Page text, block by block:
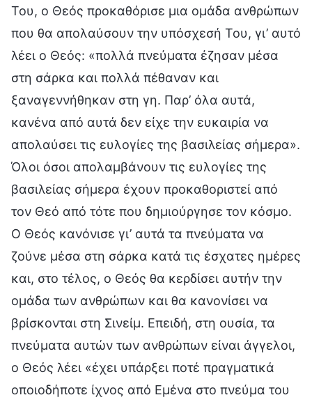
Του, ο Θεός προκαθόρισε μια ομάδα ανθρώπων
που θα απολαύσουν την υπόσχεσή Του, γι’ αυτό
λέει ο Θεός: «πολλά πνεύματα έζησαν μέσα
στη σάρκα και πολλά πέθαναν και
ξαναγεννήθηκαν στη γη. Παρ’ όλα αυτά,
κανένα από αυτά δεν είχε την ευκαιρία να
απολαύσει τις ευλογίες της βασιλείας σήμερα».
Όλοι όσοι απολαμβάνουν τις ευλογίες της
βασιλείας σήμερα έχουν προκαθοριστεί από
τον Θεό από τότε που δημιούργησε τον κόσμο.
Ο Θεός κανόνισε γι’ αυτά τα πνεύματα να
ζούνε μέσα στη σάρκα κατά τις έσχατες ημέρες
και, στο τέλος, ο Θεός θα κερδίσει αυτήν την
ομάδα των ανθρώπων και θα κανονίσει να
βρίσκονται στη Σινείμ. Επειδή, στη ουσία, τα
πνεύματα αυτών των ανθρώπων είναι άγγελοι,
ο Θεός λέει «έχει υπάρξει ποτέ πραγματικά
οποιοδήποτε ίχνος από Εμένα στο πνεύμα του